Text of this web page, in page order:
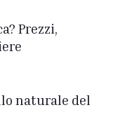
Prezzi,
naturale del